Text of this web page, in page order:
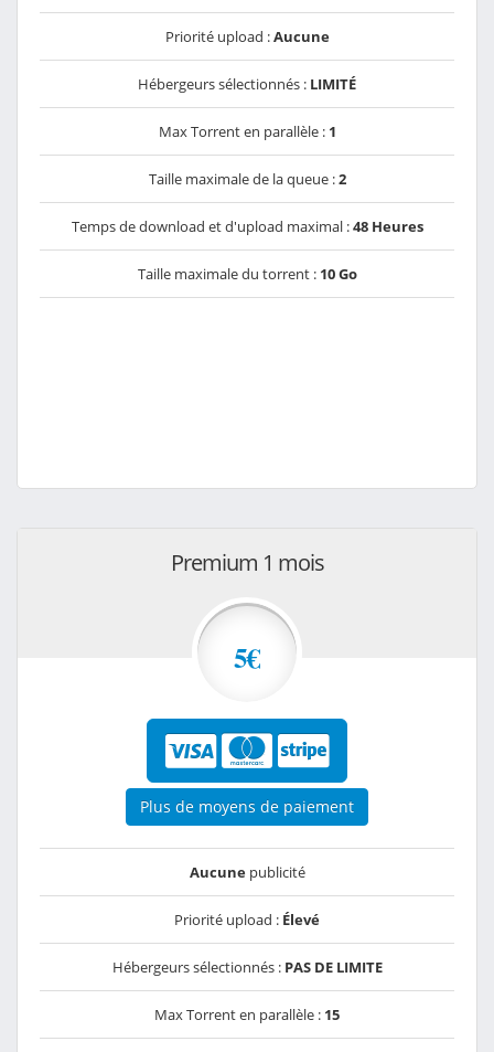
Priorité upload :Aucune
Hébergeurs sélectionnés : LIMITÉ
Max Torrent en parallèle : 1
Taille maximale de la queue :2
Temps de download et d'upload maximal :48 Heures
Taille maximale du torrent : 10 Go
Premium 1 mois
5€
Plus de moyens de paiement
Aucunepublicité
Priorité upload : Élevé
Hébergeurs sélectionnés : PAS DE LIMITE
Max Torrent en parallèle : 15